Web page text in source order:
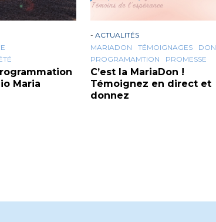
Maria
- ACTUALITÉS
MARIADON
TÉMOIGNAGES
DON
PROGRAMAMTION
PROMESSE
C’est la MariaDon !
Témoignez en direct et
donnez